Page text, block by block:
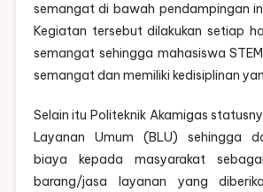
semangat di bawah pendampingan
Kegiatan tersebut dilakukan setiap
semangat sehingga mahasiswa
semangat dan memiliki kedisiplinan
Selain itu Politeknik Akamigas
Layanan Umum (BLU) sehingga
biaya kepada masyarakat
barang/jasa layanan yang